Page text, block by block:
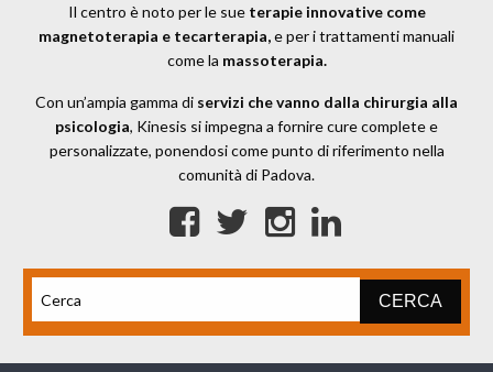
Il centro è noto per le sue terapie innovative come
magnetoterapia e tecarterapia,e per i trattamenti manuali
come la massoterapia.
Con un’ampia gamma di servizi che vanno dalla chirurgia alla
psicologia, Kinesis si impegna a fornire cure complete e
personalizzate, ponendosi come punto di riferimento nella
comunità di Padova.